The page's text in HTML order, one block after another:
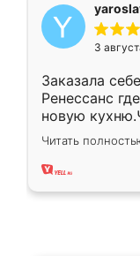
3
Заказала
Ренессанс
новую
вполне
два года,
Читать